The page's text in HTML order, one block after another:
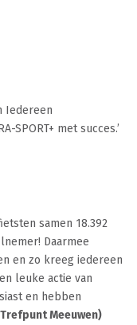
Iedereen
SPORT+ met succes.’
samen 18.392
Daarmee
en zo kreeg iedereen
leuke actie van
en hebben
Meeuwen)